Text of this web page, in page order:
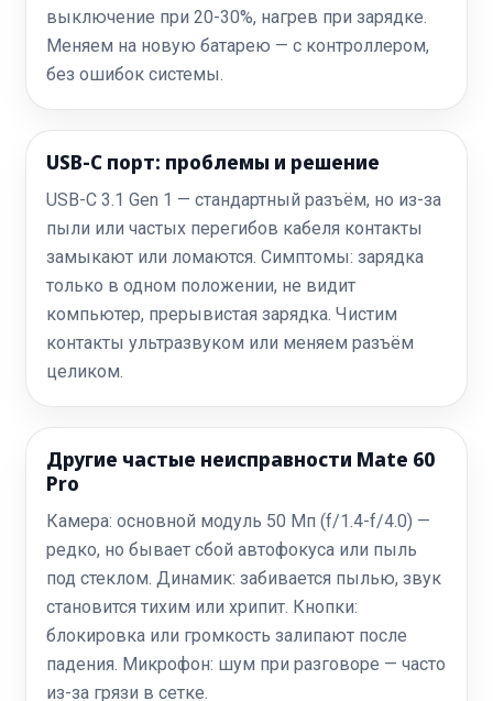
выключение при 20-30%, нагрев при зарядке.
Меняем на новую батарею — с контроллером,
без ошибок системы.
USB-C порт: проблемы и решение
USB-C 3.1 Gen 1 — стандартный разъём, но из-за
пыли или частых перегибов кабеля контакты
замыкают или ломаются. Симптомы: зарядка
только в одном положении, не видит
компьютер, прерывистая зарядка. Чистим
контакты ультразвуком или меняем разъём
целиком.
Другие частые неисправности Mate 60
Pro
Камера: основной модуль 50 Мп (f/1.4-f/4.0) —
редко, но бывает сбой автофокуса или пыль
под стеклом. Динамик: забивается пылью, звук
становится тихим или хрипит. Кнопки:
блокировка или громкость залипают после
падения. Микрофон: шум при разговоре — часто
из-за грязи в сетке.